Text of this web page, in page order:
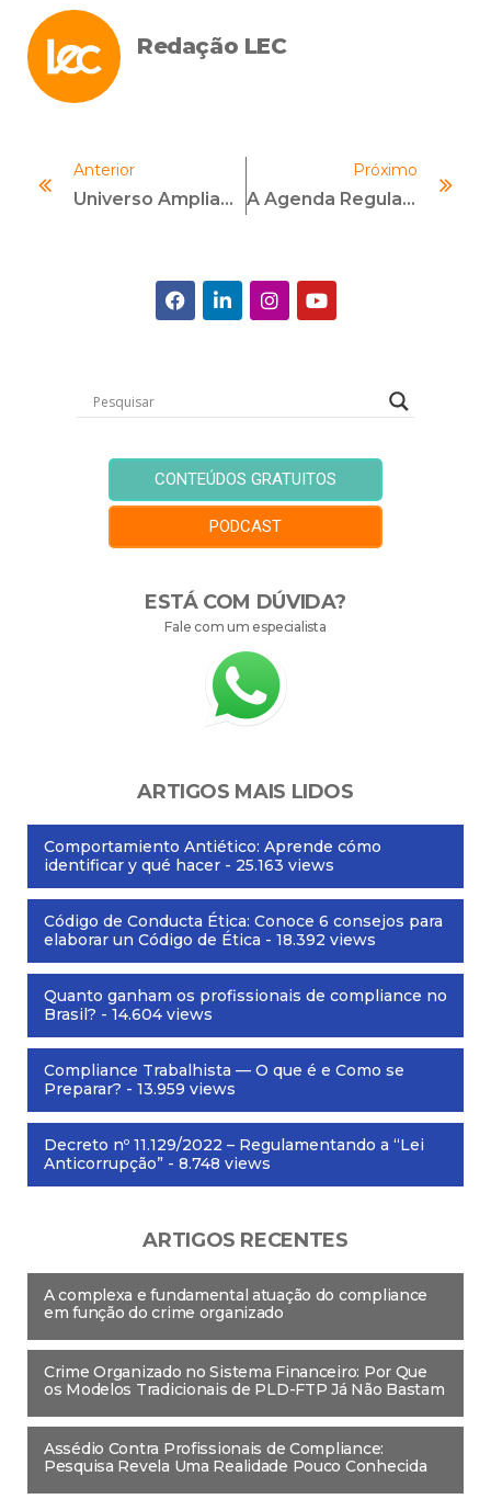
Redação LEC
Anterior
Universo Ampliado Entre Coaf E PEP
Próximo
A Agenda Regulatória Para Fundos De Investimentos
CONTEÚDOS GRATUITOS
PODCAST
ESTÁ COM DÚVIDA?
Fale com um especialista
ARTIGOS MAIS LIDOS
Comportamiento Antiético: Aprende cómo
identificar y qué hacer - 25.163 views
Código de Conducta Ética: Conoce 6 consejos para
elaborar un Código de Ética - 18.392 views
Quanto ganham os profissionais de compliance no
Brasil? - 14.604 views
Compliance Trabalhista — O que é e Como se
Preparar? - 13.959 views
Decreto nº 11.129/2022 – Regulamentando a “Lei
Anticorrupção” - 8.748 views
ARTIGOS RECENTES
A complexa e fundamental atuação do compliance
em função do crime organizado
Crime Organizado no Sistema Financeiro: Por Que
os Modelos Tradicionais de PLD-FTP Já Não Bastam
Assédio Contra Profissionais de Compliance:
Pesquisa Revela Uma Realidade Pouco Conhecida